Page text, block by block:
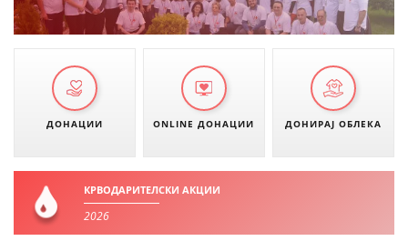
ОДНОСИ СО ЈАВНОСТ
МЕЃУНАРОДНА СОРАБОТКА
ЗНАЧЕЊЕ НА СЛУЖБАТА ЗА БАРАЊЕ
ЗДРАВСТВЕНО ПРЕВЕНТИВНА ДЕЈНОСТ
ДОНАЦИИ ONLINE ДОНАЦИИ ДОНИРАЈ ОБЛЕКА
КРВОДАРИТЕЛСКИ АКЦИИ
2026